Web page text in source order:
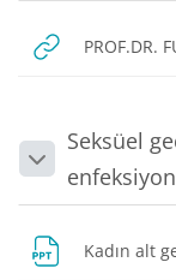
PROF.DR.
Daralt
Seksüel
Kadın alt